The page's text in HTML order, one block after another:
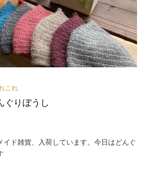
これ
ぐりぼうし
イド雑貨、入荷しています。今日はどんぐ